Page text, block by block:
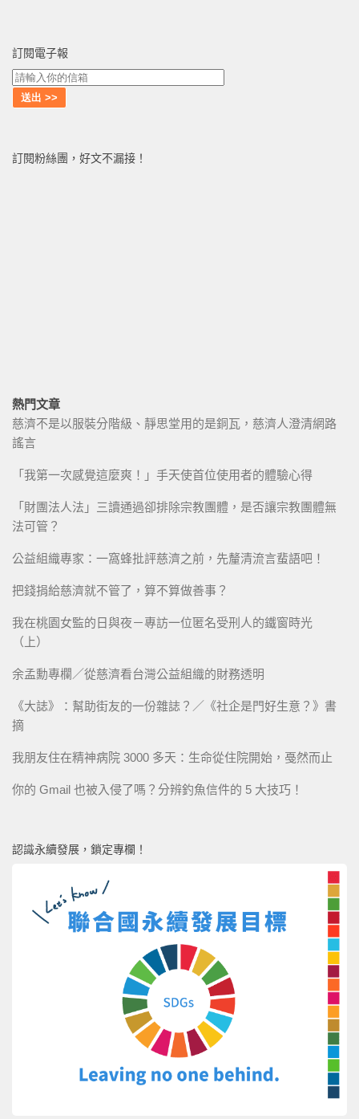
訂閱電子報
訂閱粉絲團，好文不漏接！
熱門文章
慈濟不是以服裝分階級、靜思堂用的是銅瓦，慈濟人澄清網路
謠言
「我第一次感覺這麼爽！」手天使首位使用者的體驗心得
「財團法人法」三讀通過卻排除宗教團體，是否讓宗教團體無
法可管？
公益組織專家：一窩蜂批評慈濟之前，先釐清流言蜚語吧！
把錢捐給慈濟就不管了，算不算做善事？
我在桃園女監的日與夜－專訪一位匿名受刑人的鐵窗時光
（上）
余孟勳專欄／從慈濟看台灣公益組織的財務透明
《大誌》：幫助街友的一份雜誌？／《社企是門好生意？》書
摘
我朋友住在精神病院 3000 多天：生命從住院開始，戞然而止
你的 Gmail 也被入侵了嗎？分辨釣魚信件的 5 大技巧！
認識永續發展，鎖定專欄！